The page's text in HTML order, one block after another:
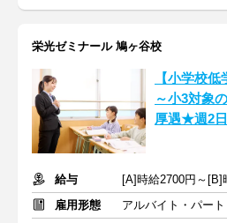
栄光ゼミナール 鳩ヶ谷校
【小学校
～小3対象
厚遇★週2日
給与
雇用形態
アルバイト・パート